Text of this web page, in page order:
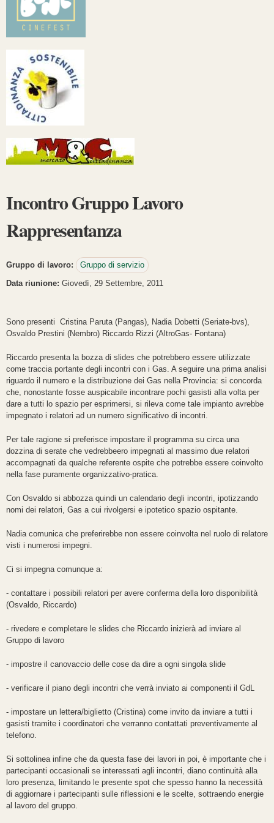
Incontro Gruppo Lavoro
Rappresentanza
Gruppo di lavoro:
Gruppo di servizio
Data riunione: Giovedì, 29 Settembre, 2011
Sono presenti Cristina Paruta (Pangas), Nadia Dobetti (Seriate-bvs),
Osvaldo Prestini (Nembro) Riccardo Rizzi (AltroGas- Fontana)
Riccardo presenta la bozza di slides che potrebbero essere utilizzate
come traccia portante degli incontri con i Gas. A seguire una prima analisi
riguardo il numero e la distribuzione dei Gas nella Provincia: si concorda
che, nonostante fosse auspicabile incontrare pochi gasisti alla volta per
dare a tutti lo spazio per esprimersi, si rileva come tale impianto avrebbe
impegnato i relatori ad un numero significativo di incontri.
Per tale ragione si preferisce impostare il programma su circa una
dozzina di serate che vedrebbeero impegnati al massimo due relatori
accompagnati da qualche referente ospite che potrebbe essere coinvolto
nella fase puramente organizzativo-pratica.
Con Osvaldo si abbozza quindi un calendario degli incontri, ipotizzando
nomi dei relatori, Gas a cui rivolgersi e ipotetico spazio ospitante.
Nadia comunica che preferirebbe non essere coinvolta nel ruolo di relatore
visti i numerosi impegni.
Ci si impegna comunque a:
- contattare i possibili relatori per avere conferma della loro disponibilità
(Osvaldo, Riccardo)
- rivedere e completare le slides che Riccardo inizierà ad inviare al
Gruppo di lavoro
- impostre il canovaccio delle cose da dire a ogni singola slide
- verificare il piano degli incontri che verrà inviato ai componenti il GdL
- impostare un lettera/biglietto (Cristina) come invito da inviare a tutti i
gasisti tramite i coordinatori che verranno contattati preventivamente al
telefono.
Si sottolinea infine che da questa fase dei lavori in poi, è importante che i
partecipanti occasionali se interessati agli incontri, diano continuità alla
loro presenza, limitando le presente spot che spesso hanno la necessità
di aggiornare i partecipanti sulle riflessioni e le scelte, sottraendo energie
al lavoro del gruppo.